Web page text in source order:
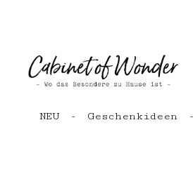
NEU Geschenkideen